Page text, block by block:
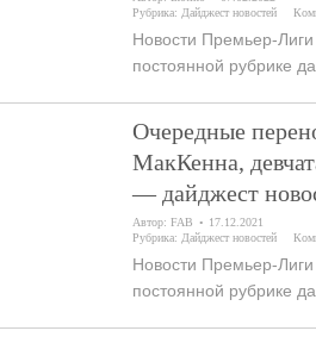
Рубрика: Дайджест новостей
Новости Премьер-
постоянной рубрике
Очередные
МакКенна,
— дайджест
Автор:FAB
17.12.2021
Рубрика: Дайджест новостей
Новости Премьер-
постоянной рубрике